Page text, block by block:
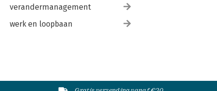
verandermanagement
werk en loopbaan